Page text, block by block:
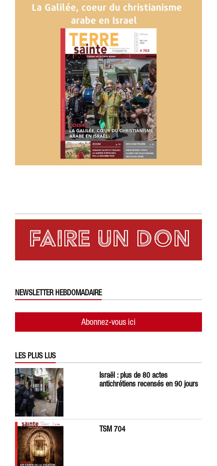
NEWSLETTER HEBDOMADAIRE
Abonnez-vous ici
LES PLUS LUS
Israël : plus de 80 actes
antichrétiens recensés en 90 jours
TSM 704